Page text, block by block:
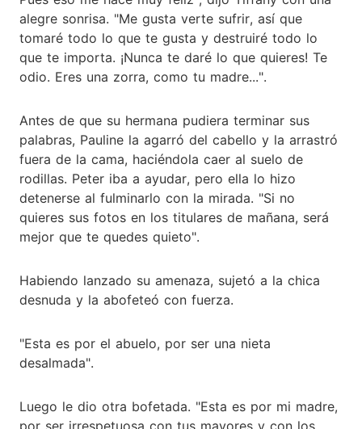
alegre sonrisa. "Me gusta verte sufrir, así que
tomaré todo lo que te gusta y destruiré todo lo
que te importa. ¡Nunca te daré lo que quieres! Te
odio. Eres una zorra, como tu madre...".
Antes de que su hermana pudiera terminar sus
palabras, Pauline la agarró del cabello y la arrastró
fuera de la cama, haciéndola caer al suelo de
rodillas. Peter iba a ayudar, pero ella lo hizo
detenerse al fulminarlo con la mirada. "Si no
quieres sus fotos en los titulares de mañana, será
mejor que te quedes quieto".
Habiendo lanzado su amenaza, sujetó a la chica
desnuda y la abofeteó con fuerza.
"Esta es por el abuelo, por ser una nieta
desalmada".
Luego le dio otra bofetada. "Esta es por mi madre,
por ser irrespetuosa con tus mayores y con los